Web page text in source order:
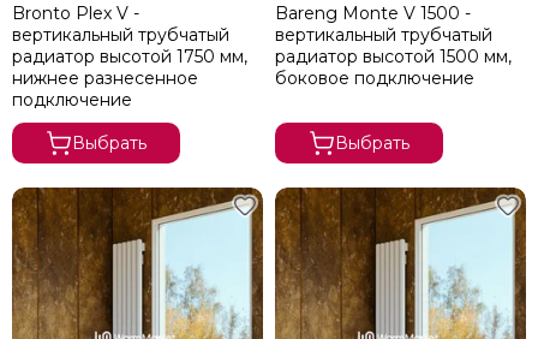
Bronto Plex V -
вертикальный трубчатый
радиатор высотой 1750 мм,
нижнее разнесенное
подключение
Выбрать
Bareng Monte V 1500 -
вертикальный трубчатый
радиатор высотой 1500 мм,
боковое подключение
Выбрать